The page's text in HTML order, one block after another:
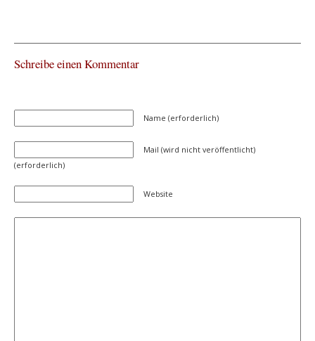
Schreibe einen Kommentar
Name (erforderlich)
Mail (wird nicht veröffentlicht)
(erforderlich)
Website